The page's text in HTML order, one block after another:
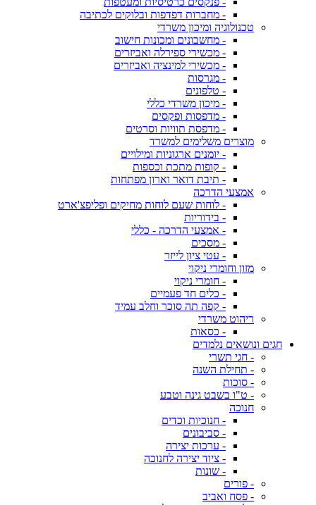
- מחברות דפדפות ובלוקים לכתיבה
טכנולוגיה ומיכון משרדי
- מחשבונים ומכונות חישוב
- מכשירי ספירלה ואביזרים
- מכשירי למינציה ואביזרים
- מגרסות
- טלפונים
- מיכון משרדי כללי
- מדפסות ופקסים
- מדפסת תוויות וסרטים
מוצרים משלימים למשרד
- יומנים ארגוניות ומילויים
- קופות מתכת וכספות
- תיבת דואר וארון מפתחות
אמצעי הדרכה
- לוחות שעם לוחות מחיקים ופליפצ'ארט
- בידוריות
- אמצעי הדרכה - כללי
- מסכים
- עטי ציון לייזר
מזון וחומרי ניקוי
- חומרי ניקוי
- כלים חד פעמיים
- קפה תה סוכר וחלב עמיד
ריהוט משרדי
- כסאות
חגים ונושאים נלמדים
- חגי תשרי
- תחילת השנה
- סוכות
- ט"ו בשבט גינה וטבע
חנוכה
- חנוכיות וכדים
- סביבונים
- ערכות יצירה
- ציוד יצירה לחנוכה
- שונות
- פורים
- פסח ואביב